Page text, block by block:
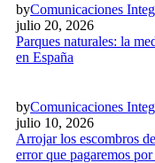
byComunicaciones
julio 20, 2026
Parques naturales: la
en España
byComunicaciones
julio 10, 2026
Arrojar los escombros
error que pagaremos por